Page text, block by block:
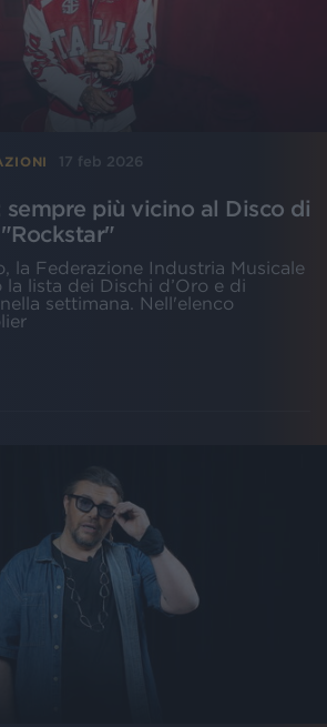
17 feb 2026
sempre più vicino al Disco di
la Federazione Industria Musicale
lista dei Dischi d’Oro e di
settimana. Nell'elenco